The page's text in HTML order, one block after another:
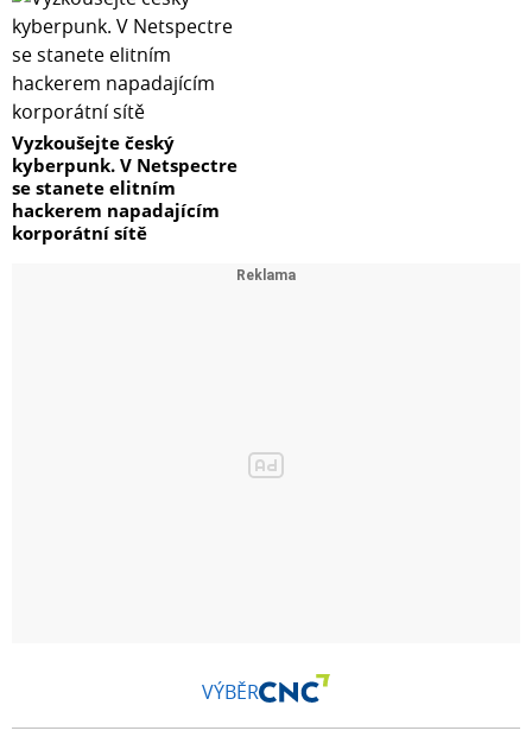
Vyzkoušejte český
kyberpunk. V Netspectre
se stanete elitním
hackerem napadajícím
korporátní sítě
VÝBĚR